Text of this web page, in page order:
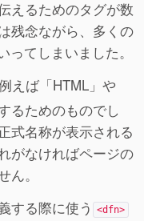
えるためのタグが数
残念ながら、多くの
てしまいました。
えば「HTML」や
るためのものでし
式名称が表示される
がなければページの
。
する際に使う
<dfn>